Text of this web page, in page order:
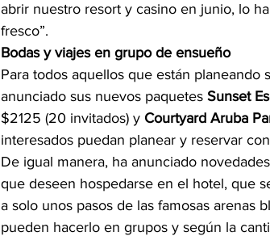
abrir nuestro resort y casino en junio, lo
fresco”.
Bodas y viajes en grupo de ensueño
Para todos aquellos que están planeando
anunciado sus nuevos paquetes Sunset
$2125 (20 invitados) y Courtyard Aruba
interesados puedan planear y reservar
De igual manera, ha anunciado
que deseen hospedarse en el hotel, que
a solo unos pasos de las famosas arenas
pueden hacerlo en grupos y según la